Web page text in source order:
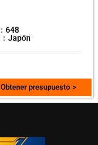
648
Japón
Obtener presupuesto >